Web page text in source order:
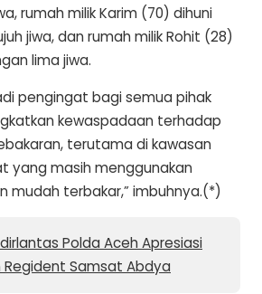
rumah milik Karim (70) dihuni
jiwa, dan rumah milik Rohit (28)
lima jiwa.
pengingat bagi semua pihak
kewaspadaan terhadap
terutama di kawasan
yang masih menggunakan
mudah terbakar,” imbuhnya.(*)
Polda Aceh Apresiasi
Regident Samsat Abdya